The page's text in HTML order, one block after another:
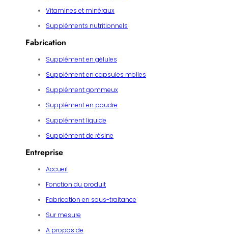
Vitamines et minéraux
Suppléments nutritionnels
Fabrication
Supplément en gélules
Supplément en capsules molles
Supplément gommeux
Supplément en poudre
Supplément liquide
Supplément de résine
Entreprise
Accueil
Fonction du produit
Fabrication en sous-traitance
Sur mesure
A propos de